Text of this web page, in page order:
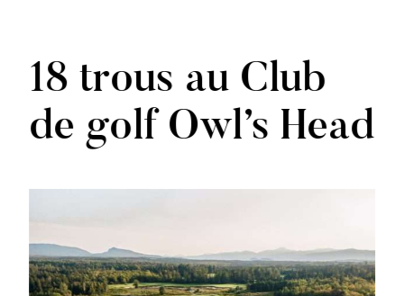
18 trous au Club
de golf Owl’s Head